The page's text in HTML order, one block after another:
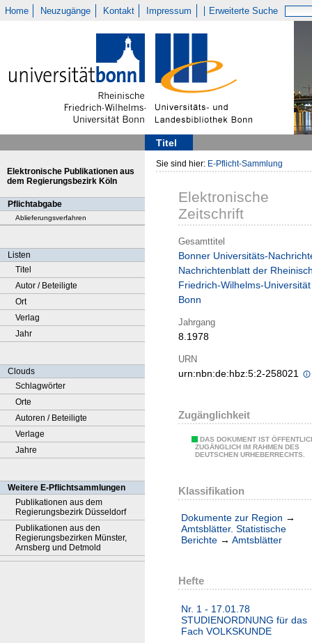
Home Neuzugänge Kontakt Impressum Erweiterte Suche
Titel
Elektronische Publikationen aus
dem Regierungsbezirk Köln
Pflichtabgabe
Ablieferungsverfahren
Listen
Titel
Autor / Beteiligte
Ort
Verlag
Jahr
Clouds
Schlagwörter
Orte
Autoren / Beteiligte
Verlage
Jahre
Weitere E-Pflichtsammlungen
Publikationen aus dem
Regierungsbezirk Düsseldorf
Publikationen aus den
Regierungsbezirken Münster,
Arnsberg und Detmold
Sie sind hier: E-Pflicht-Sammlung
Elektronische
Zeitschrift
Gesamttitel
Bonner Universitäts-
Nachrichtenblatt der
Friedrich-Wilhelms-Universität
Bonn
Jahrgang
8.1978
URN
urn:nbn:de:hbz:5:2-258021
Zugänglichkeit
DAS DOKUMENT IST
ZUGÄNGLICH IM RAHMEN DES
DEUTSCHEN URHEBERRECHTS.
Klassifikation
Dokumente zur Region →
Amtsblätter. Statistische
Berichte → Amtsblätter
Hefte
Nr. 1 - 17.01.78
STUDIENORDNUNG für das
Fach VOLKSKUNDE